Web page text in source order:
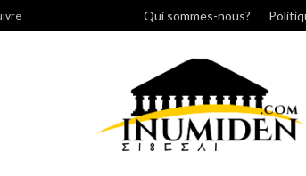
Qui sommes-nous?